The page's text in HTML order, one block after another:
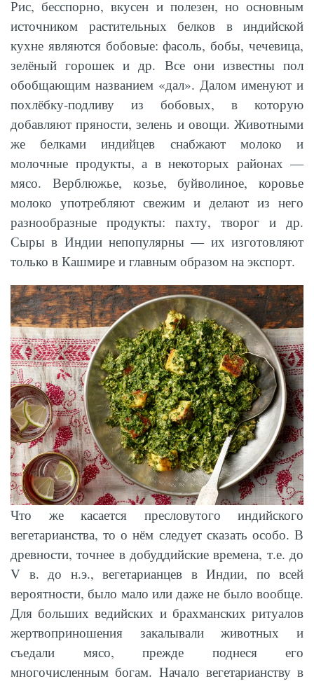
Рис, бесспорно, вкусен и полезен, но основным
источником растительных белков в индийской
кухне являются бобовые: фасоль, бобы, чечевица,
зелёный горошек и др. Все они известны пол
обобщающим названием «дал». Далом именуют и
похлёбку-подливу из бобовых, в которую
добавляют пряности, зелень и овощи. Животными
же белками индийцев снабжают молоко и
молочные продукты, а в некоторых районах —
мясо. Верблюжье, козье, буйволиное, коровье
молоко употребляют свежим и делают из него
разнообразные продукты: пахту, творог и др.
Сыры в Индии непопулярны — их изготовляют
только в Кашмире и главным образом на экспорт.
Что же касается пресловутого индийского
вегетарианства, то о нём следует сказать особо. В
древности, точнее в добуддийские времена, т.е. до
V в. до н.э., вегетарианцев в Индии, по всей
вероятности, было мало или даже не было вообще.
Для больших ведийских и брахманских ритуалов
жертвоприношения закалывали животных и
съедали мясо, прежде поднеся его
многочисленным богам. Начало вегетарианству в